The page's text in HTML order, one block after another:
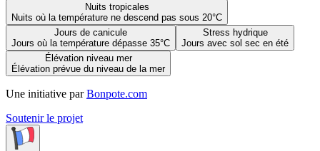
Nuits tropicales
Nuits où la température ne descend pas sous 20°C
Jours de canicule
Jours où la température dépasse 35°C
Stress hydrique
Jours avec sol sec en été
Élévation niveau mer
Élévation prévue du niveau de la mer
Une initiative par Bonpote.com
Soutenir le projet